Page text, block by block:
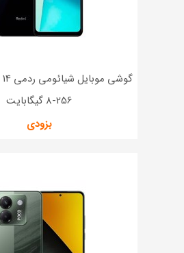
256-8 گیگابایت
بزودی